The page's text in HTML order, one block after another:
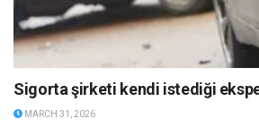
Sigorta şirketi kendi istediği
MARCH 31, 2026